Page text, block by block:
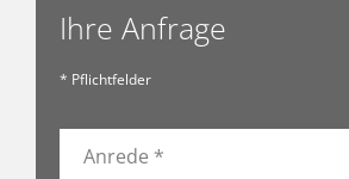
Ihre Anfrage
* Pflichtfelder